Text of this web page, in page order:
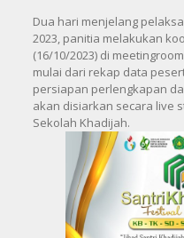
Dua hari menjelang
2023, panitia melakukan
(16/10/2023) di
mulai dari rekap data
persiapan perlengkapan
akan disiarkan secara live
Sekolah Khadijah.